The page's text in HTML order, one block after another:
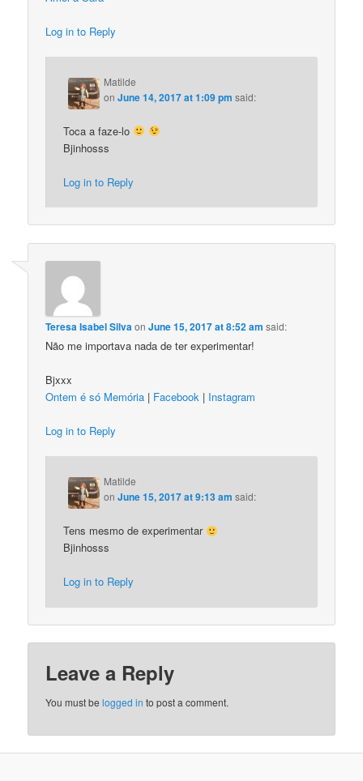
Log in to Reply
Matilde
onJune 14, 2017 at 1:09 pm said:
Toca a faze-lo
Bjinhosss
Log in to Reply
Teresa Isabel SilvaonJune 15, 2017 at 8:52 am said:
Não me importava nada de ter experimentar!
Bjxxx
Ontem é só Memória | Facebook | Instagram
Log in to Reply
Matilde
onJune 15, 2017 at 9:13 am said:
Tens mesmo de experimentar
Bjinhosss
Log in to Reply
Leave a Reply
You must belogged in to post a comment.